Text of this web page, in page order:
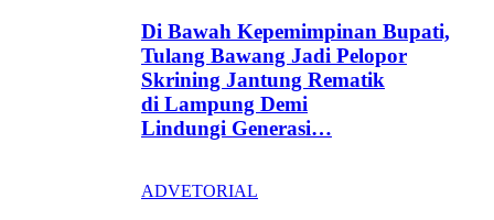
Di Bawah Kepemimpinan Bupati,
Tulang Bawang Jadi Pelopor
Skrining Jantung Rematik
di Lampung Demi
Lindungi Generasi…
ADVETORIAL